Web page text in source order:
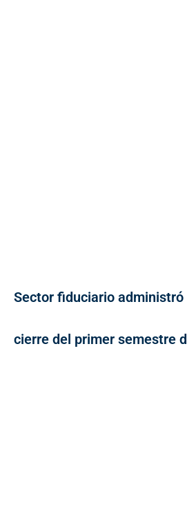
Sector fiduciario
cierre del primer semestre